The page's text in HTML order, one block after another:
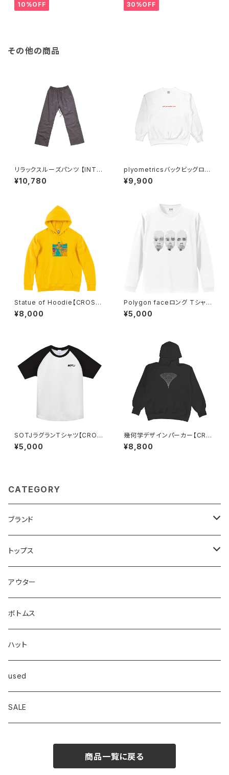
10%OFF 30%OFF
その他の商品
リラックスルーズパンツ 【INTER
PLAY】ORANGE CHECK(67)
¥10,780
plyometricsバックビッグロゴ
スウェット【CROSSJAM】
¥9,900
Statue of Hoodie【CROSSJ
AM】
¥8,000
Polygon faceロング Tシャツ
【CROSSJAM】
¥5,000
SOTJラグランTシャツ【CROS
SJAM】
¥5,000
幾何学デザインパーカー【CRO
SSJAM】
¥8,800
CATEGORY
ブランド
CROSSJAM
carhartt
Dickies
Frame
OVERALL
Goodwear
トップス
Tシャツ
シャツ
スウェット/パーカー
ニット/セーター
ジャケット
アウター
ボトムス
ハット
used
SALE
商品一覧に戻る